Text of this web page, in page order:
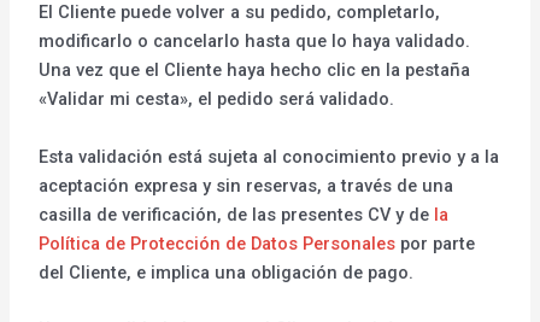
El Cliente puede volver a su pedido, completarlo,
modificarlo o cancelarlo hasta que lo haya validado.
Una vez que el Cliente haya hecho clic en la pestaña
«Validar mi cesta», el pedido será validado.
Esta validación está sujeta al conocimiento previo y a la
aceptación expresa y sin reservas, a través de una
casilla de verificación, de las presentes CV y de la
Política de Protección de Datos Personales por parte
del Cliente, e implica una obligación de pago.